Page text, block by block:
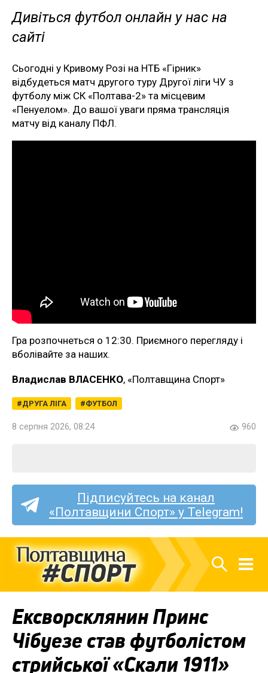
Дивіться футбол онлайн у нас на
сайті
Сьогодні у Кривому Розі на НТБ «Гірник»
відбудеться матч другого туру Другої ліги ЧУ з
футболу між СК «Полтава-2» та місцевим
«Пенуелом». До вашої уваги пряма трансляція
матчу від каналу ПФЛ.
Гра розпочнеться о 12:30. Приємного перегляду і
вболівайте за наших.
Владислав ВЛАСЕНКО, «Полтавщина Спорт»
ДРУГА ЛІГА ФУТБОЛ
8 серпня 2026, 08:24 960
Підписуйтесь на канал
«Полтавщини Спорт» у Telegram!
Ексворсклянин Принс
Чібуезе став футболістом
стрийської «Скали 1911»